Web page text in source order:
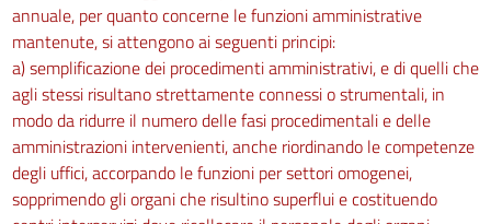
annuale, per quanto concerne le funzioni amministrative
mantenute, si attengono ai seguenti principi:
a) semplificazione dei procedimenti amministrativi, e di quelli che
agli stessi risultano strettamente connessi o strumentali, in
modo da ridurre il numero delle fasi procedimentali e delle
amministrazioni intervenienti, anche riordinando le competenze
degli uffici, accorpando le funzioni per settori omogenei,
sopprimendo gli organi che risultino superflui e costituendo